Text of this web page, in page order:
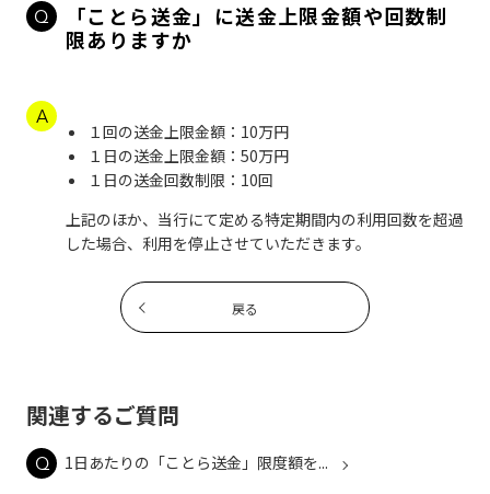
「ことら送金」に送金上限金額や回数制
限ありますか
１回の送金上限金額：10万円
１日の送金上限金額：50万円
１日の送金回数制限：10回
上記のほか、当行にて定める特定期間内の利用回数を超過
した場合、利用を停止させていただきます。
戻る
関連するご質問
1日あたりの「ことら送金」限度額を...